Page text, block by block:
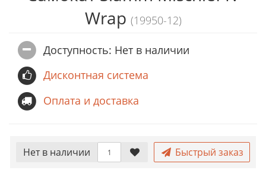
Wrap (19950-12)
Доступность: Нет в наличии
Дисконтная система
Оплата и доставка
Нет в наличии Быстрый заказ